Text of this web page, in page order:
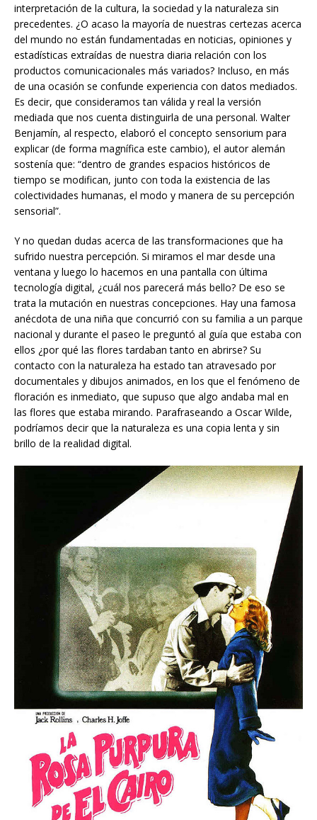
interpretación de la cultura, la sociedad y la naturaleza sin
precedentes. ¿O acaso la mayoría de nuestras certezas acerca
del mundo no están fundamentadas en noticias, opiniones y
estadísticas extraídas de nuestra diaria relación con los
productos comunicacionales más variados? Incluso, en más
de una ocasión se confunde experiencia con datos mediados.
Es decir, que consideramos tan válida y real la versión
mediada que nos cuenta distinguirla de una personal. Walter
Benjamín, al respecto, elaboró el concepto sensorium para
explicar (de forma magnífica este cambio), el autor alemán
sostenía que: “dentro de grandes espacios históricos de
tiempo se modifican, junto con toda la existencia de las
colectividades humanas, el modo y manera de su percepción
sensorial”.
Y no quedan dudas acerca de las transformaciones que ha
sufrido nuestra percepción. Si miramos el mar desde una
ventana y luego lo hacemos en una pantalla con última
tecnología digital, ¿cuál nos parecerá más bello? De eso se
trata la mutación en nuestras concepciones. Hay una famosa
anécdota de una niña que concurrió con su familia a un parque
nacional y durante el paseo le preguntó al guía que estaba con
ellos ¿por qué las flores tardaban tanto en abrirse? Su
contacto con la naturaleza ha estado tan atravesado por
documentales y dibujos animados, en los que el fenómeno de
floración es inmediato, que supuso que algo andaba mal en
las flores que estaba mirando. Parafraseando a Oscar Wilde,
podríamos decir que la naturaleza es una copia lenta y sin
brillo de la realidad digital.